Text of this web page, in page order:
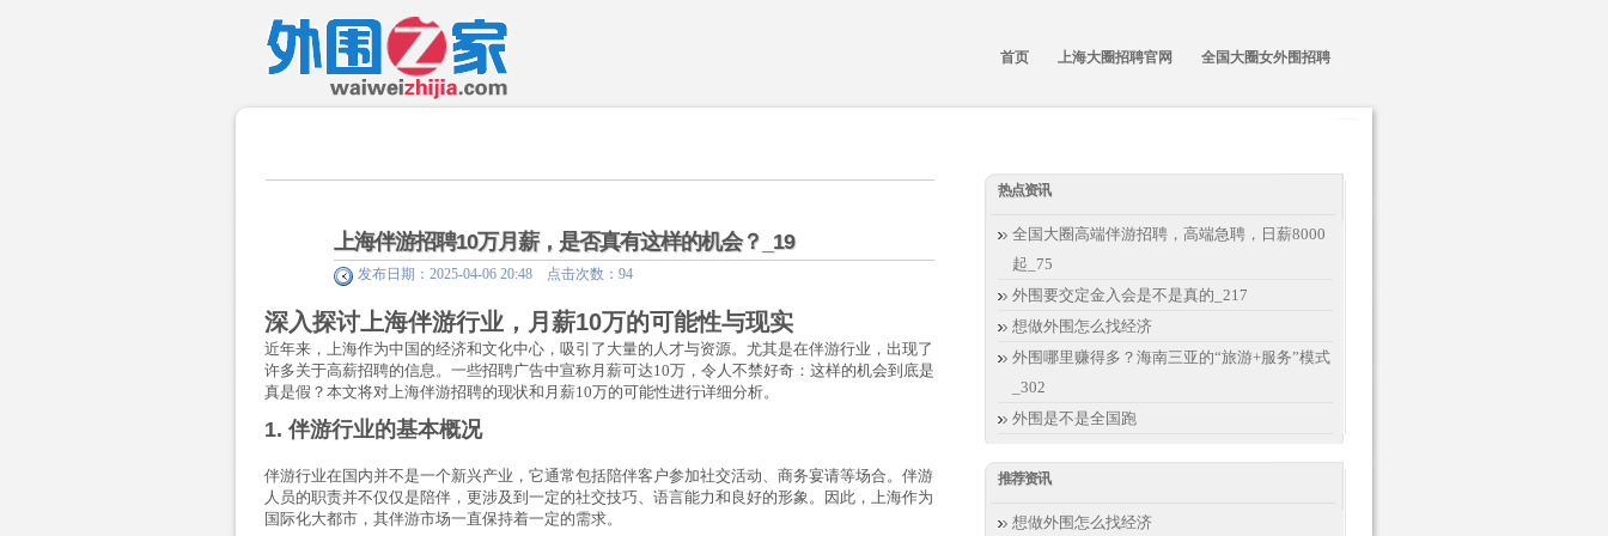
首页 上海大圈招聘官网 全国大圈女外围招聘
上海伴游招聘10万月薪，是否真有这样的机会？_19
发布日期：2025-04-06 20:48 点击次数：94
深入探讨上海伴游行业，月薪10万的可能性与现实
近年来，上海作为中国的经济和文化中心，吸引了大量的人才与资源。尤其是在伴游行业，出现了
许多关于高薪招聘的信息。一些招聘广告中宣称月薪可达10万，令人不禁好奇：这样的机会到底是
真是假？本文将对上海伴游招聘的现状和月薪10万的可能性进行详细分析。
1. 伴游行业的基本概况
伴游行业在国内并不是一个新兴产业，它通常包括陪伴客户参加社交活动、商务宴请等场合。伴游
人员的职责并不仅仅是陪伴，更涉及到一定的社交技巧、语言能力和良好的形象。因此，上海作为
国际化大都市，其伴游市场一直保持着一定的需求。
热点资讯
全国大圈高端伴游招聘，高端急聘，日薪8000
起_75
外围要交定金入会是不是真的_217
想做外围怎么找经济
外围哪里赚得多？海南三亚的“旅游+服务”模式
_302
外围是不是全国跑
推荐资讯
想做外围怎么找经济